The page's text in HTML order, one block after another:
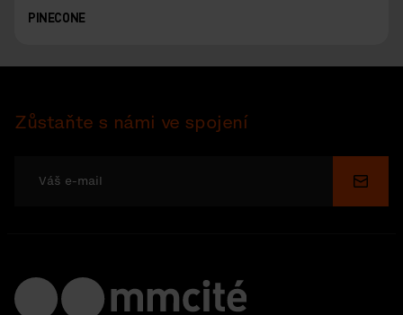
PINECONE
Zůstaňte s námi ve spojení